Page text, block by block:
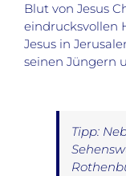
Blut von Jesus
eindrucksvollen
Jesus in
seinen Jüngern
Tipp: